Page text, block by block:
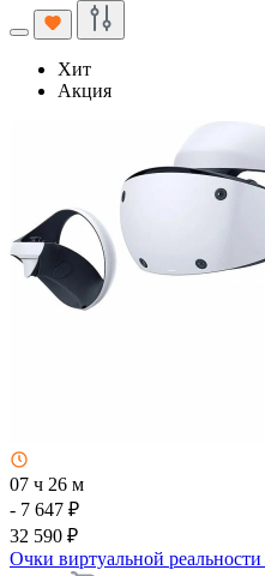
Хит
Акция
07 ч 26 м
- 7 647 ₽
32 590 ₽
Очки виртуальной